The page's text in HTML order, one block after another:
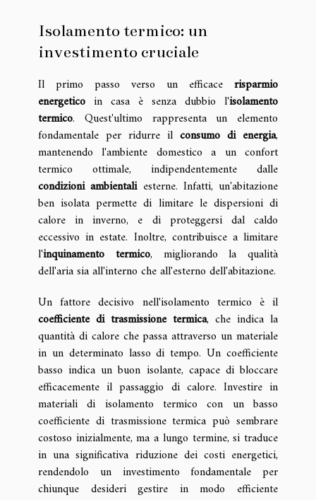
Isolamento termico: un
investimento cruciale
Il primo passo verso un efficace risparmio
energetico in casa è senza dubbio l'isolamento
termico. Quest'ultimo rappresenta un elemento
fondamentale per ridurre il consumo di energia,
mantenendo l'ambiente domestico a un confort
termico ottimale, indipendentemente dalle
condizioni ambientaliesterne. Infatti, un'abitazione
ben isolata permette di limitare le dispersioni di
calore in inverno, e di proteggersi dal caldo
eccessivo in estate. Inoltre, contribuisce a limitare
l'inquinamento termico, migliorando la qualità
dell'aria sia all'interno che all'esterno dell'abitazione.
Un fattore decisivo nell'isolamento termico è il
coefficiente di trasmissione termica, che indica la
quantità di calore che passa attraverso un materiale
in un determinato lasso di tempo. Un coefficiente
basso indica un buon isolante, capace di bloccare
efficacemente il passaggio di calore. Investire in
materiali di isolamento termico con un basso
coefficiente di trasmissione termica può sembrare
costoso inizialmente, ma a lungo termine, si traduce
in una significativa riduzione dei costi energetici,
rendendolo un investimento fondamentale per
chiunque desideri gestire in modo efficiente